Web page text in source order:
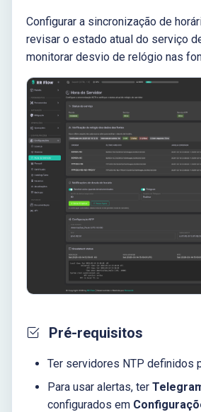
Configurar a sincronização de
revisar o estado atual do serviço
monitorar desvio de relógio nas
Pré-requisitos
Ter servidores NTP definidos
Para usar alertas, ter
configurados em